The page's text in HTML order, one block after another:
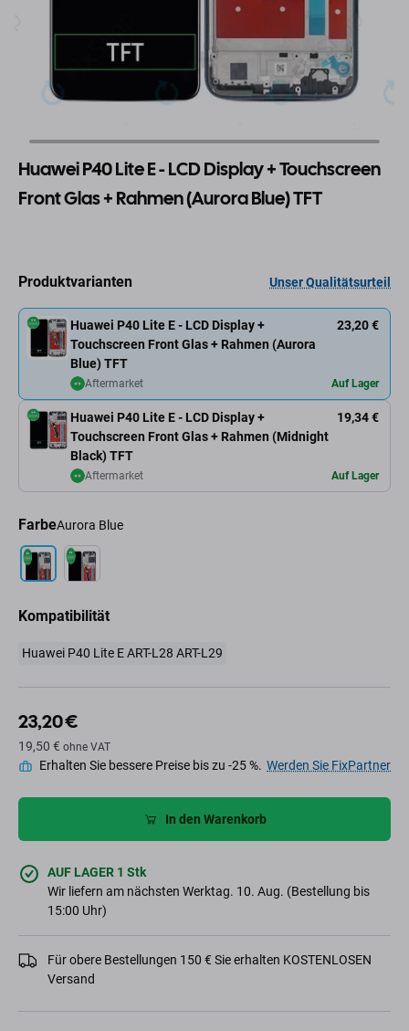
Huawei P40 Lite E - LCD Display + Touchscreen
Front Glas + Rahmen (Aurora Blue) TFT
Produktvarianten Unser Qualitätsurteil
Huawei P40 Lite E - LCD Display +
Touchscreen Front Glas + Rahmen (Midnight
Black) TFT
19,34 €
Aftermarket Auf Lager
Huawei P40 Lite E - LCD Display +
Touchscreen Front Glas + Rahmen (Aurora
Blue) TFT
23,20 €
Aftermarket Auf Lager
FarbeAurora Blue
Kompatibilität
Huawei P40 Lite E ART-L28 ART-L29
23,20 €
19,50 € ohne VAT
Erhalten Sie bessere Preise bis zu -25 %. Werden Sie FixPartner
In den Warenkorb
AUF LAGER 1 Stk
Wir liefern am nächsten Werktag. 10. Aug. (Bestellung bis
15:00 Uhr)
Für obere Bestellungen 150 € Sie erhalten KOSTENLOSEN
Versand